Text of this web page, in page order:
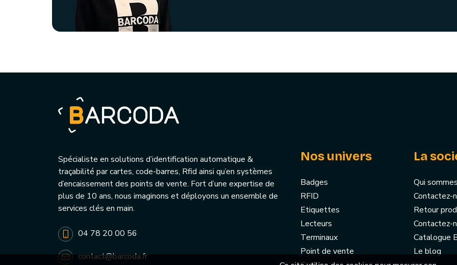
Spécialiste en solutions d’identification automatique &
traçabilité par cartes, code-barres, Rfid ainsi qu’en systèmes
d’encaissement des points de vente. Fort d’une expertise de
plus de 10 ans, nous imaginons et déployons un ensemble de
services clés en main.
04 78 20 00 56
contact@barcoda.fr
Nos univers
Badges
RFID
Etiquettes
Lecteurs
Terminaux
Point de vente
La
Qui
Contactez-
Retour
Contactez-
Catalogue
Le blog